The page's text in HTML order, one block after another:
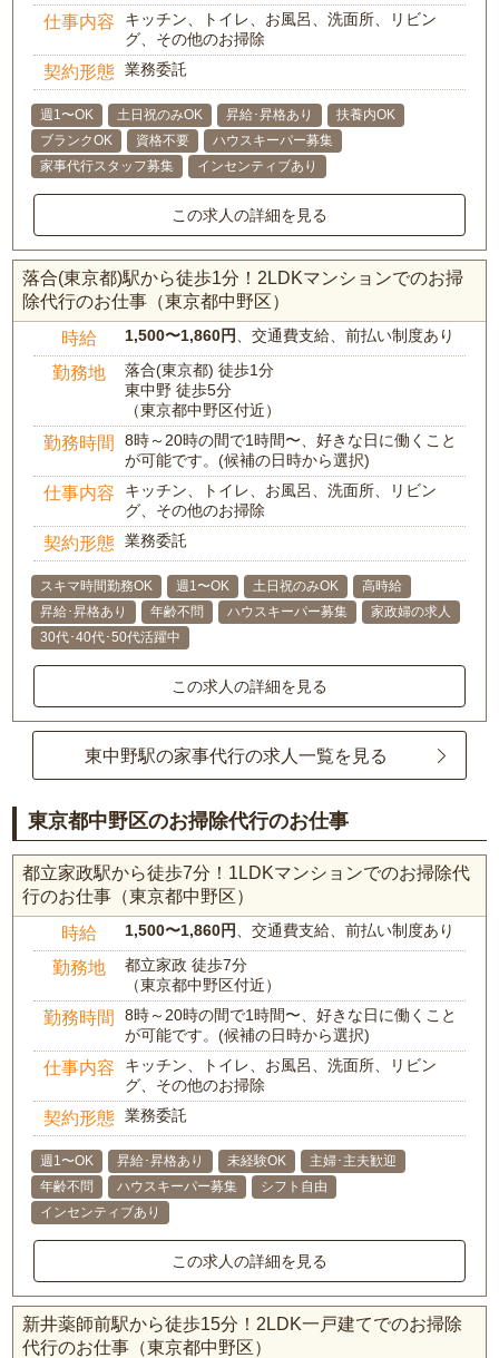
仕事内容
キッチン、トイレ、お風呂、洗面所、リビン
グ、その他のお掃除
契約形態 業務委託
週1〜OK 土日祝のみOK 昇給･昇格あり
扶養内OK
ブランクOK
資格不要
ハウスキーパー募集
家事代行スタッフ募集
インセンティブあり
この求人の詳細を見る
落合(東京都)駅から徒歩1分！2LDKマンションでのお掃
除代行のお仕事（東京都中野区）
時給 1,500〜1,860円、交通費支給、前払い制度あり
勤務地
落合(東京都) 徒歩1分
東中野 徒歩5分
（東京都中野区付近）
勤務時間
8時～20時の間で1時間〜、好きな日に働くこと
が可能です。(候補の日時から選択)
仕事内容
キッチン、トイレ、お風呂、洗面所、リビン
グ、その他のお掃除
契約形態 業務委託
スキマ時間勤務OK 週1〜OK 土日祝のみOK
高時給
昇給･昇格あり
年齢不問 ハウスキーパー募集
家政婦の求人
30代･40代･50代活躍中
この求人の詳細を見る
東中野駅の家事代行の求人一覧を見る
東京都中野区のお掃除代行のお仕事
都立家政駅から徒歩7分！1LDKマンションでのお掃除代
行のお仕事（東京都中野区）
時給 1,500〜1,860円 、交通費支給、前払い制度あり
勤務地
都立家政 徒歩7分
（東京都中野区付近）
勤務時間
8時～20時の間で1時間〜、好きな日に働くこと
が可能です。(候補の日時から選択)
仕事内容
キッチン、トイレ、お風呂、洗面所、リビン
グ、その他のお掃除
契約形態 業務委託
週1〜OK 昇給･昇格あり 未経験OK
主婦･主夫歓迎
年齢不問
ハウスキーパー募集
シフト自由
インセンティブあり
この求人の詳細を見る
新井薬師前駅から徒歩15分！2LDK一戸建てでのお掃除
代行のお仕事（東京都中野区）